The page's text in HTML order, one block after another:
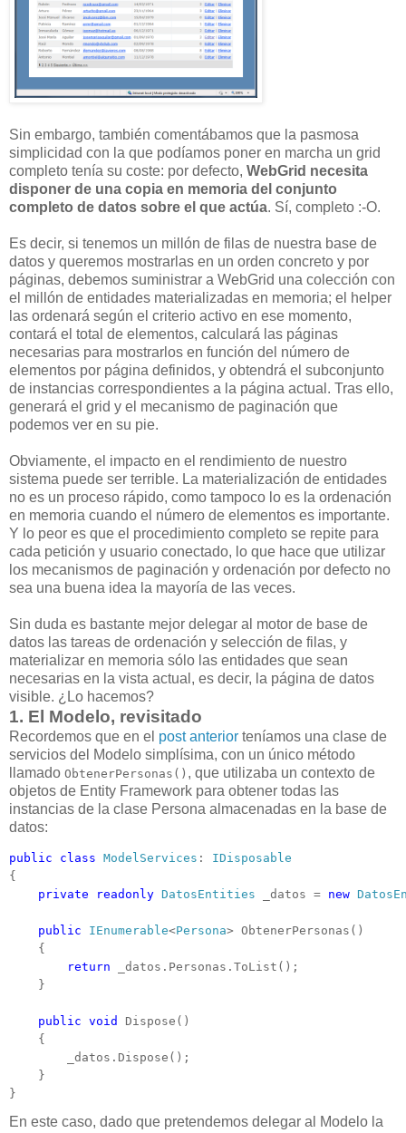
Sin embargo, también comentábamos que la pasmosa
simplicidad con la que podíamos poner en marcha un grid
completo tenía su coste: por defecto, WebGrid necesita
disponer de una copia en memoria del conjunto
completo de datos sobre el que actúa. Sí, completo :-O.
Es decir, si tenemos un millón de filas de nuestra base de
datos y queremos mostrarlas en un orden concreto y por
páginas, debemos suministrar a WebGrid una colección con
el millón de entidades materializadas en memoria; el helper
las ordenará según el criterio activo en ese momento,
contará el total de elementos, calculará las páginas
necesarias para mostrarlos en función del número de
elementos por página definidos, y obtendrá el subconjunto
de instancias correspondientes a la página actual. Tras ello,
generará el grid y el mecanismo de paginación que
podemos ver en su pie.
Obviamente, el impacto en el rendimiento de nuestro
sistema puede ser terrible. La materialización de entidades
no es un proceso rápido, como tampoco lo es la ordenación
en memoria cuando el número de elementos es importante.
Y lo peor es que el procedimiento completo se repite para
cada petición y usuario conectado, lo que hace que utilizar
los mecanismos de paginación y ordenación por defecto no
sea una buena idea la mayoría de las veces.
Sin duda es bastante mejor delegar al motor de base de
datos las tareas de ordenación y selección de filas, y
materializar en memoria sólo las entidades que sean
necesarias en la vista actual, es decir, la página de datos
visible. ¿Lo hacemos?
1. El Modelo, revisitado
Recordemos que en el post anterior teníamos una clase de
servicios del Modelo simplísima, con un único método
llamado ObtenerPersonas() , que utilizaba un contexto de
objetos de Entity Framework para obtener todas las
instancias de la clase Persona almacenadas en la base de
datos:
public class ModelServices : IDisposable
{
private
readonly DatosEntities _datos = new
public IEnumerable<Persona> ObtenerPersonas()
{
return _datos.Personas.ToList();
}
public void
Dispose()
{
_datos.Dispose();
}
}
En este caso, dado que pretendemos delegar al Modelo la